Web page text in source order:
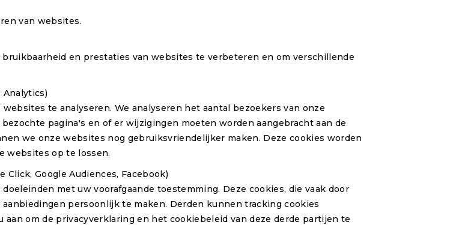
van websites.
en prestaties van websites te verbeteren en om verschillende
Analytics)
te analyseren. We analyseren het aantal bezoekers van onze
pagina's en of er wijzigingen moeten worden aangebracht aan de
we onze websites nog gebruiksvriendelijker maken. Deze cookies worden
websites op te lossen.
Google Audiences, Facebook)
met uw voorafgaande toestemming. Deze cookies, die vaak door
persoonlijk te maken. Derden kunnen tracking cookies
om de privacyverklaring en het cookiebeleid van deze derde partijen te